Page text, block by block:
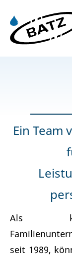
Ein Team
Als
seit 1989,